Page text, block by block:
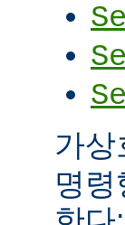
가
명